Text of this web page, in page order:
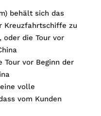
behält sich das
Kreuzfahrtschiffe zu
oder die Tour vor
Tour vor Beginn der
volle
vom Kunden